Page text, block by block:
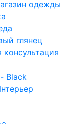
одежды
глянец
Black